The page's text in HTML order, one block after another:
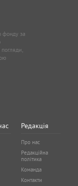
фонду за
Редакція
Про нас
Редакційна
політика
Команда
Контакти